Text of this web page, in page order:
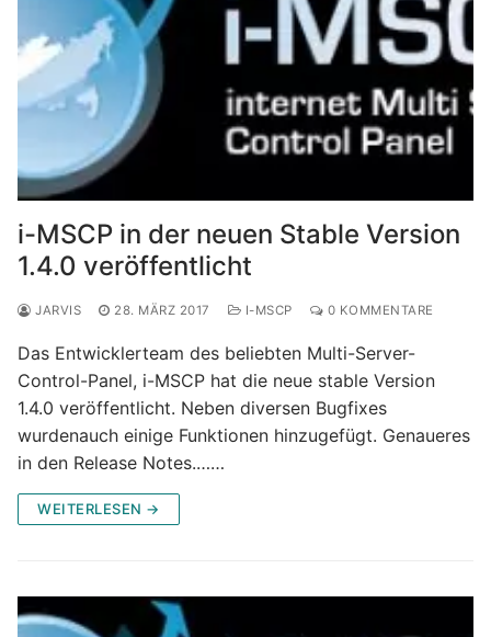
i-MSCP in der neuen Stable Version
1.4.0 veröffentlicht
JARVIS 28. MÄRZ 2017 I-MSCP 0 KOMMENTARE
Das Entwicklerteam des beliebten Multi-Server-
Control-Panel, i-MSCP hat die neue stable Version
1.4.0 veröffentlicht. Neben diversen Bugfixes
wurdenauch einige Funktionen hinzugefügt. Genaueres
in den Release Notes.……
WEITERLESEN →